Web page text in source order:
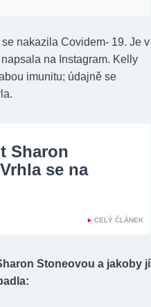
nakazila Covidem- 19. Je v
na Instagram. Kelly
imunitu; údajně se
Sharon
se na
CELÝ ČLÁNEK
Stoneovou a jakoby jí